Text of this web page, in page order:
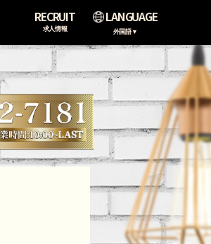
RECRUIT
求人情報
LANGUAGE
外国語▼